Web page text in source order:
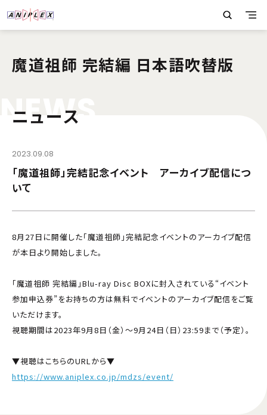
魔道祖師 完結編 日本語吹替版
NEWS
ニュース
2023.09.08
「魔道祖師」完結記念イベント アーカイブ配信につ
いて
8月27日に開催した「魔道祖師」完結記念イベントのアーカイブ配信
が本日より開始しました。
「魔道祖師 完結編」Blu-ray Disc BOXに封入されている“イベント
参加申込券”をお持ちの方は無料でイベントのアーカイブ配信をご覧
いただけます。
視聴期間は2023年9月8日（金）～9月24日（日）23:59まで（予定）。
▼視聴はこちらのURLから▼
https://www.aniplex.co.jp/mdzs/event/